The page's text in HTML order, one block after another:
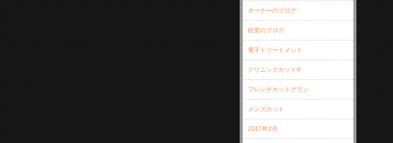
オーナーのブログ
絵里のブログ
電子トリートメント
クリニックカット®
フレンチカットグラン
メンズカット
2017年2月